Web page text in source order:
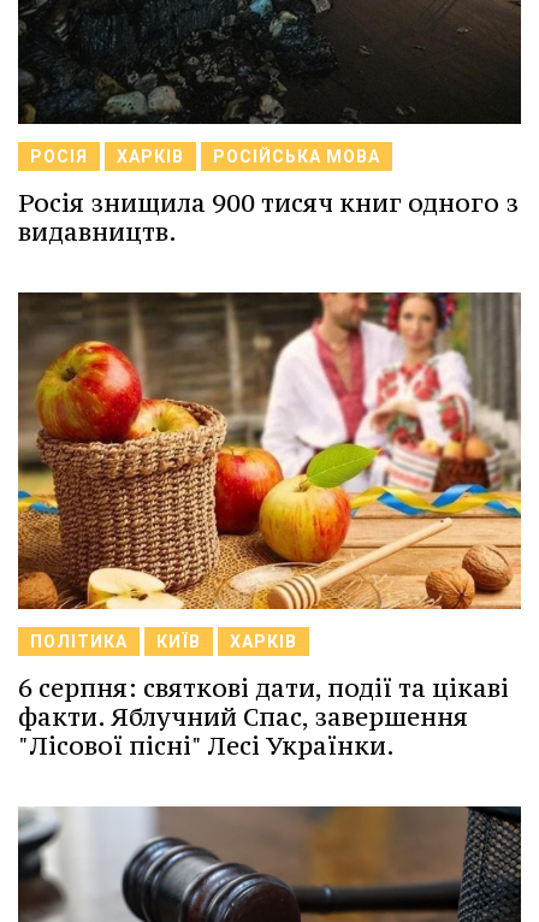
РОСІЯ ХАРКІВ РОСІЙСЬКА МОВА
Росія знищила 900 тисяч книг одного з
видавництв.
ПОЛІТИКА КИЇВ ХАРКІВ
6 серпня: святкові дати, події та цікаві
факти. Яблучний Спас, завершення
"Лісової пісні" Лесі Українки.